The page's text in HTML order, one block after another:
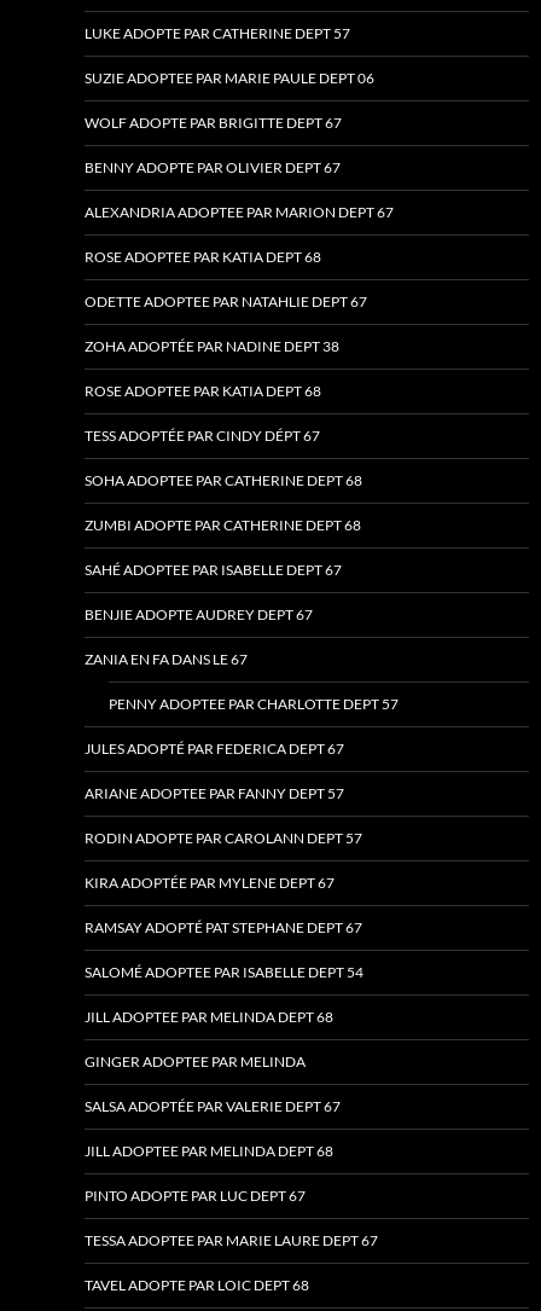
LUKE ADOPTE PAR CATHERINE DEPT 57
SUZIE ADOPTEE PAR MARIE PAULE DEPT 06
WOLF ADOPTE PAR BRIGITTE DEPT 67
BENNY ADOPTE PAR OLIVIER DEPT 67
ALEXANDRIA ADOPTEE PAR MARION DEPT 67
ROSE ADOPTEE PAR KATIA DEPT 68
ODETTE ADOPTEE PAR NATAHLIE DEPT 67
ZOHA ADOPTÉE PAR NADINE DEPT 38
ROSE ADOPTEE PAR KATIA DEPT 68
TESS ADOPTÉE PAR CINDY DÉPT 67
SOHA ADOPTEE PAR CATHERINE DEPT 68
ZUMBI ADOPTE PAR CATHERINE DEPT 68
SAHÉ ADOPTEE PAR ISABELLE DEPT 67
BENJIE ADOPTE AUDREY DEPT 67
ZANIA EN FA DANS LE 67
PENNY ADOPTEE PAR CHARLOTTE DEPT 57
JULES ADOPTÉ PAR FEDERICA DEPT 67
ARIANE ADOPTEE PAR FANNY DEPT 57
RODIN ADOPTE PAR CAROLANN DEPT 57
KIRA ADOPTÉE PAR MYLENE DEPT 67
RAMSAY ADOPTÉ PAT STEPHANE DEPT 67
SALOMÉ ADOPTEE PAR ISABELLE DEPT 54
JILL ADOPTEE PAR MELINDA DEPT 68
GINGER ADOPTEE PAR MELINDA
SALSA ADOPTÉE PAR VALERIE DEPT 67
JILL ADOPTEE PAR MELINDA DEPT 68
PINTO ADOPTE PAR LUC DEPT 67
TESSA ADOPTEE PAR MARIE LAURE DEPT 67
TAVEL ADOPTE PAR LOIC DEPT 68